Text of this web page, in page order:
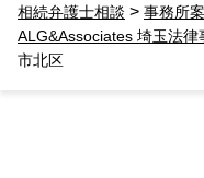
相続弁護士相談 > 事務所
ALG&Associates 埼玉法律
市北区